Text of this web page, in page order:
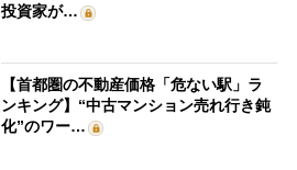
投資家が…
【首都圏の不動産価格「危ない駅」ラ
ンキング】“中古マンション売れ行き鈍
化”のワー…